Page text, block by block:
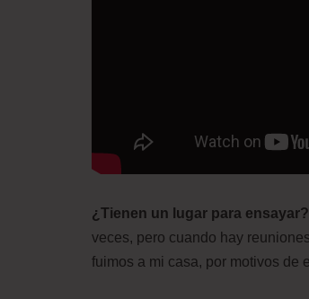
¿Tienen un lugar para ensayar?
veces, pero cuando hay
fuimos a mi casa, por motivos de